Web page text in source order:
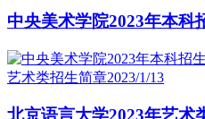
中央美术学院2023年本科
艺术类招生简章2023/1/13
北京语言大学2023年艺术